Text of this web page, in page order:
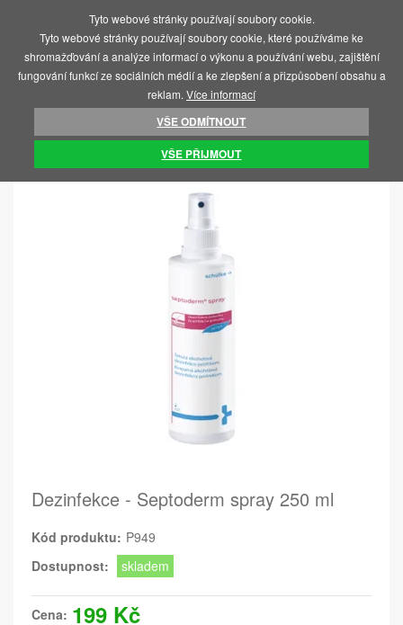
ÚVOD ZDRAVOTNICKÝ MATERIÁL
Dezinfekce - Septoderm spray 250 ml
Kód produktu: P949
Dostupnost:
skladem
Cena: 199 Kč
Tyto webové stránky používají soubory cookie.
Tyto webové stránky používají soubory cookie, které používáme ke
shromažďování a analýze informací o výkonu a používání webu, zajištění
fungování funkcí ze sociálních médií a ke zlepšení a přizpůsobení obsahu a
reklam. Více informací
VŠE ODMÍTNOUT
VŠE PŘIJMOUT